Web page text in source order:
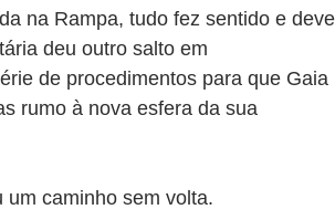
na Rampa, tudo fez sentido e deve
deu outro salto em
de procedimentos para que Gaia
rumo à nova esfera da sua
um caminho sem volta.